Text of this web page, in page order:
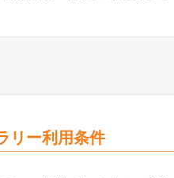
リー利用条件